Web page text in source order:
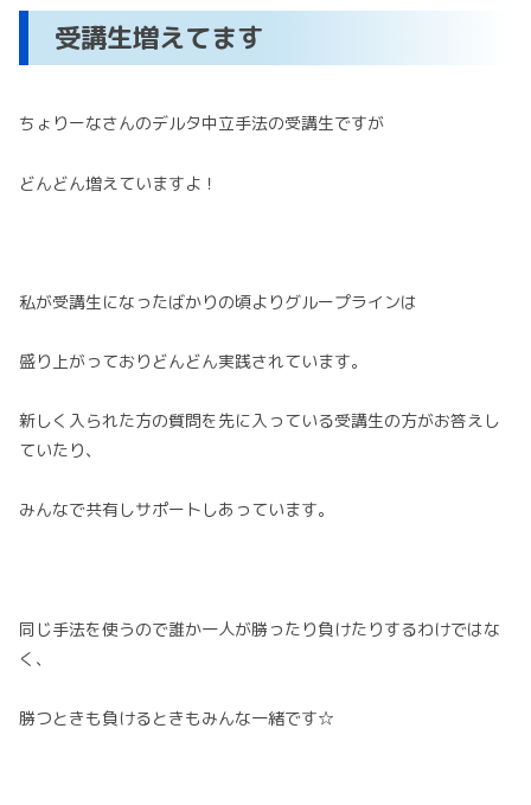
受講生増えてます
ちょりーなさんのデルタ中立手法の受講生ですが
どんどん増えていますよ！
私が受講生になったばかりの頃よりグループラインは
盛り上がっておりどんどん実践されています。
新しく入られた方の質問を先に入っている受講生の方がお答えし
ていたり、
みんなで共有しサポートしあっています。
同じ手法を使うので誰か一人が勝ったり負けたりするわけではな
く、
勝つときも負けるときもみんな一緒です☆